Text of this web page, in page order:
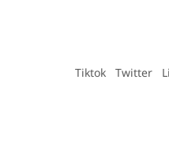
Twitter
Tiktok